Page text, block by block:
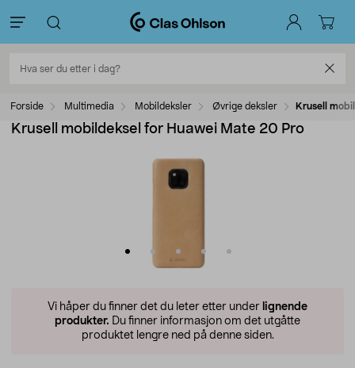
Forside Multimedia Mobildeksler Øvrige deksler Krusell
Krusell mobildeksel for Huawei Mate 20 Pro
Vi håper du finner det du leter etter under lignende
produkter. Du finner informasjon om det utgåtte
produktet lengre ned på denne siden.